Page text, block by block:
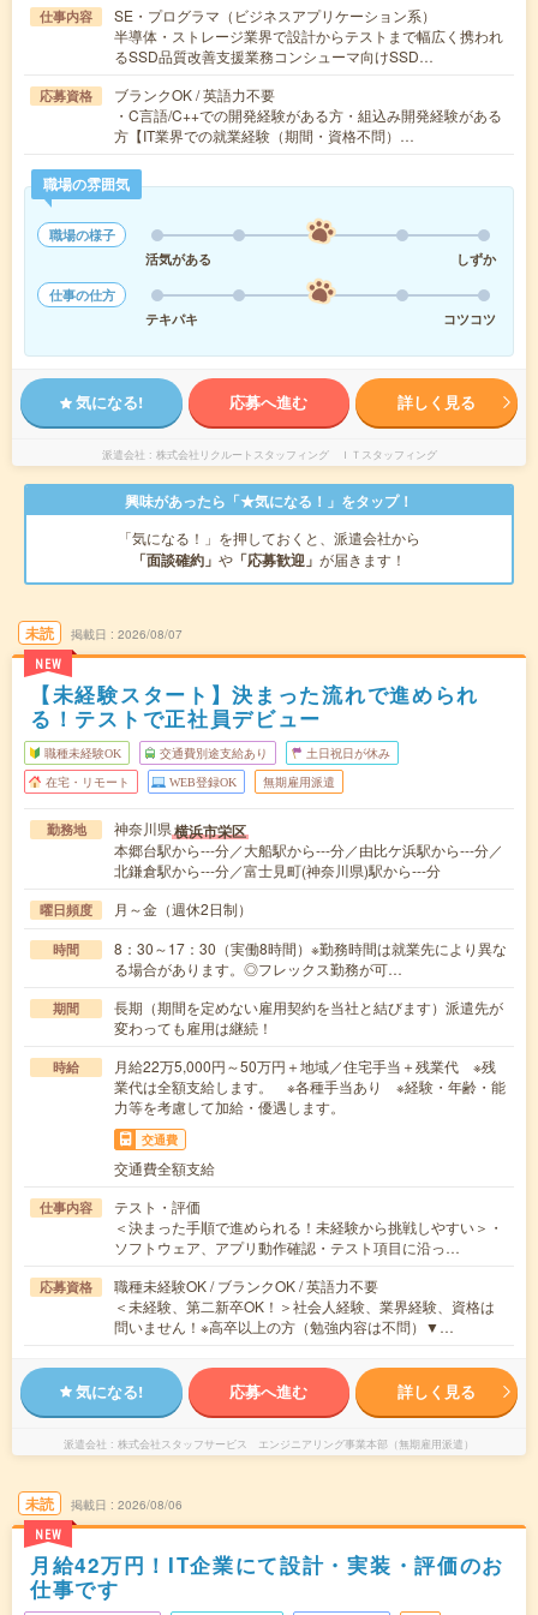
仕事内容
SE・プログラマ（ビジネスアプリケーション系）
半導体・ストレージ業界で設計からテストまで幅広く携われ
るSSD品質改善支援業務コンシューマ向けSSD…
応募資格
ブランクOK / 英語力不要
・C言語/C++での開発経験がある方・組込み開発経験がある
方【IT業界での就業経験（期間・資格不問）…
職場の雰囲気
職場の様子
活気がある
しずか
仕事の仕方
テキパキ
コツコツ
気になる! 応募へ進む 詳しく見る
派遣会社 株式会社リクルートスタッフィング ＩＴスタッフィング
興味があったら「★気になる！」をタップ！
「気になる！」を押しておくと、派遣会社から
「面談確約」 や 「応募歓迎」 が届きます！
未読
NEW
掲載日 2026/08/07
【未経験スタート】決まった流れで進められ
る！テストで正社員デビュー
職種未経験OK 交通費別途支給あり 土日祝日が休み
在宅・リモート WEB登録OK 無期雇用派遣
勤務地 神奈川県横浜市栄区
本郷台駅から---分／大船駅から---分／由比ケ浜駅から---分／
北鎌倉駅から---分／富士見町(神奈川県)駅から---分
曜日頻度 月～金（週休2日制）
時間
8：30～17：30（実働8時間）※勤務時間は就業先により異な
る場合があります。◎フレックス勤務が可…
期間
長期（期間を定めない雇用契約を当社と結びます）派遣先が
変わっても雇用は継続！
時給
月給22万5,000円～50万円＋地域／住宅手当＋残業代 ※残
業代は全額支給します。 ※各種手当あり ※経験・年齢・能
力等を考慮して加給・優遇します。
交通費
交通費全額支給
仕事内容
テスト・評価
＜決まった手順で進められる！未経験から挑戦しやすい＞・
ソフトウェア、アプリ動作確認・テスト項目に沿っ…
応募資格
職種未経験OK / ブランクOK / 英語力不要
＜未経験、第二新卒OK！＞社会人経験、業界経験、資格は
問いません！※高卒以上の方（勉強内容は不問）▼…
気になる! 応募へ進む 詳しく見る
派遣会社 株式会社スタッフサービス エンジニアリング事業本部（無期雇用派遣）
未読
NEW
掲載日 2026/08/06
月給42万円！IT企業にて設計・実装・評価のお
仕事です